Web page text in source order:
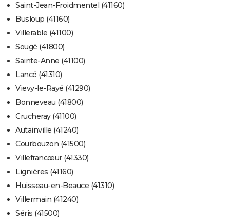
Saint-Jean-Froidmentel (41160)
Busloup (41160)
Villerable (41100)
Sougé (41800)
Sainte-Anne (41100)
Lancé (41310)
Vievy-le-Rayé (41290)
Bonneveau (41800)
Crucheray (41100)
Autainville (41240)
Courbouzon (41500)
Villefrancœur (41330)
Lignières (41160)
Huisseau-en-Beauce (41310)
Villermain (41240)
Séris (41500)